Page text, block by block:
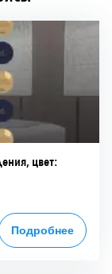
цвет:
Подробнее